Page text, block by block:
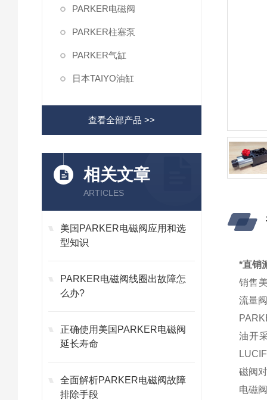
PARKER电磁阀
PARKER柱塞泵
PARKER气缸
日本TAIYO油缸
查看全部产品 >>
相关文章
ARTICLES
美国PARKER电磁阀应用和选
型知识
PARKER电磁阀线圈出故障怎
么办?
正确使用美国PARKER电磁阀
延长寿命
全面解析PARKER电磁阀故障
排除手段
*直销
销售
流量
油开
磁阀
电磁